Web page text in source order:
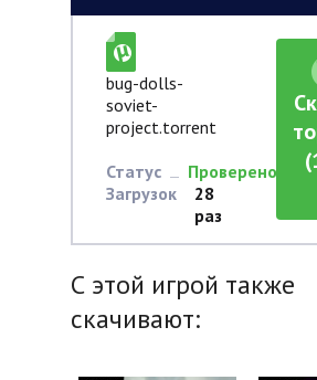
bug-dolls-
soviet-
project.torrent
Статус
Проверено
Загрузок
28
раз
С этой игрой также
скачивают: